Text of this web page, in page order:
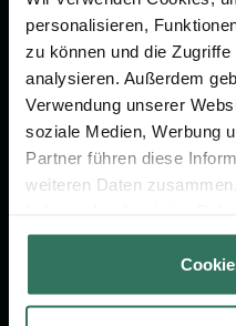
personalisieren,
zu können und die
analysieren. Außerdem
Verwendung unserer
soziale Medien, Werbung
Partner führen diese
weiteren Daten
gesammelt haben.
FÜR SIE
Vergleich
Ratgeber
Verzeichnis
Wissenswertes
Für Bestatter